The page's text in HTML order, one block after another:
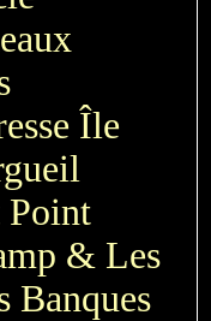
Île
Point
& Les
Banques